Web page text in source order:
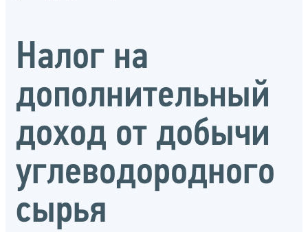
Налог на
дополнительный
доход от добычи
углеводородного
сырья